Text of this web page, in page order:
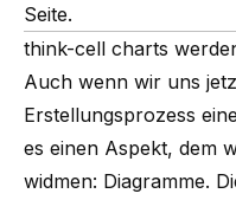
Seite.
think-cell charts
Auch wenn wir uns
Erstellungsprozess
es einen Aspekt, dem
widmen: Diagramme.